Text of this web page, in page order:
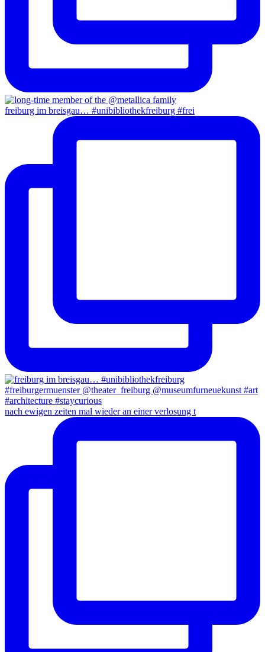
freiburg im breisgau… #unibibliothekfreiburg #frei
nach ewigen zeiten mal wieder an einer verlosung t